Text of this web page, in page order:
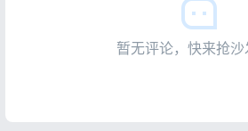
暂无评论，快来抢沙